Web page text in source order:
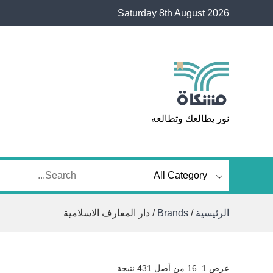
Saturday 8th August 2026
مشكاة
نور يطالعك وتطالعه
الرئيسية /
Brands / دار المعارف الاسلامية
عرض 1–16 من أصل 431 نتيجة